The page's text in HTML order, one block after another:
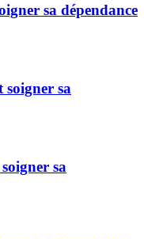
sa dépendance
sa
sa